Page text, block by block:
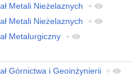
Metali Nieżelaznych
+
Metali Nieżelaznych
+
Metalurgiczny +
Górnictwa i Geoinżynierii +